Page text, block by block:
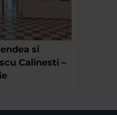
si
Calinesti –